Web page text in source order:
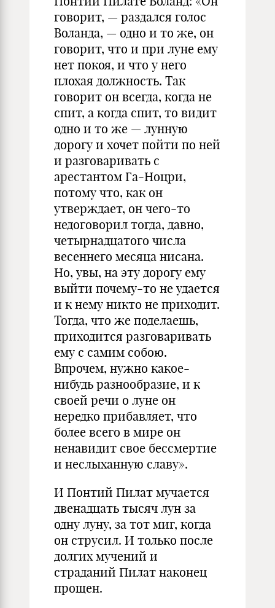
говорит, — раздался голос
Воланда, — одно и то же, он
говорит, что и при луне ему
нет покоя, и что у него
плохая должность. Так
говорит он всегда, когда не
спит, а когда спит, то видит
одно и то же — лунную
дорогу и хочет пойти по ней
и разговаривать с
арестантом Га-Ноцри,
потому что, как он
утверждает, он чего-то
недоговорил тогда, давно,
четырнадцатого числа
весеннего месяца нисана.
Но, увы, на эту дорогу ему
выйти почему-то не удается
и к нему никто не приходит.
Тогда, что же поделаешь,
приходится разговаривать
ему с самим собою.
Впрочем, нужно какое-
нибудь разнообразие, и к
своей речи о луне он
нередко прибавляет, что
более всего в мире он
ненавидит свое бессмертие
и неслыханную славу».
И Понтий Пилат мучается
двенадцать тысяч лун за
одну луну, за тот миг, когда
он струсил. И только после
долгих мучений и
страданий Пилат наконец
прощен.